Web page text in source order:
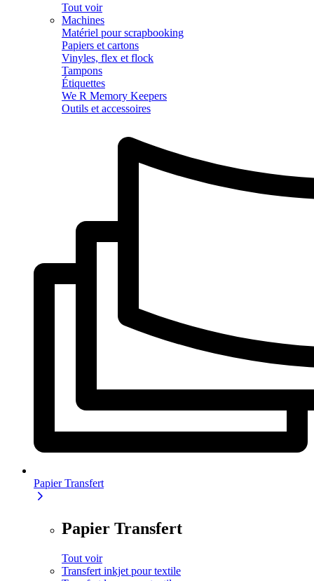
Tout voir
Machines
Matériel pour scrapbooking
Papiers et cartons
Vinyles, flex et flock
Tampons
Étiquettes
We R Memory Keepers
Outils et accessoires
Papier Transfert
Papier Transfert
Tout voir
Transfert inkjet pour textile